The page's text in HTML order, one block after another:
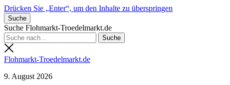
Drücken Sie „Enter“, um den Inhalte zu überspringen
Suche
Suche Flohmarkt-Troedelmarkt.de
Flohmarkt-Troedelmarkt.de
9. August 2026